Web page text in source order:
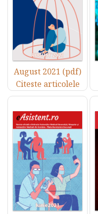
August 2021 (pdf)
Citeste articolele